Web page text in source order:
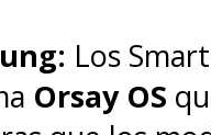
Los
Orsay OS